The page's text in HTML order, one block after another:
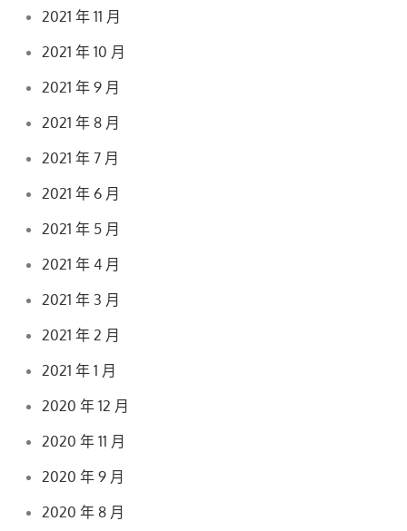
2021 年 11 月
2021 年 10 月
2021 年 9 月
2021 年 8 月
2021 年 7 月
2021 年 6 月
2021 年 5 月
2021 年 4 月
2021 年 3 月
2021 年 2 月
2021 年 1 月
2020 年 12 月
2020 年 11 月
2020 年 9 月
2020 年 8 月